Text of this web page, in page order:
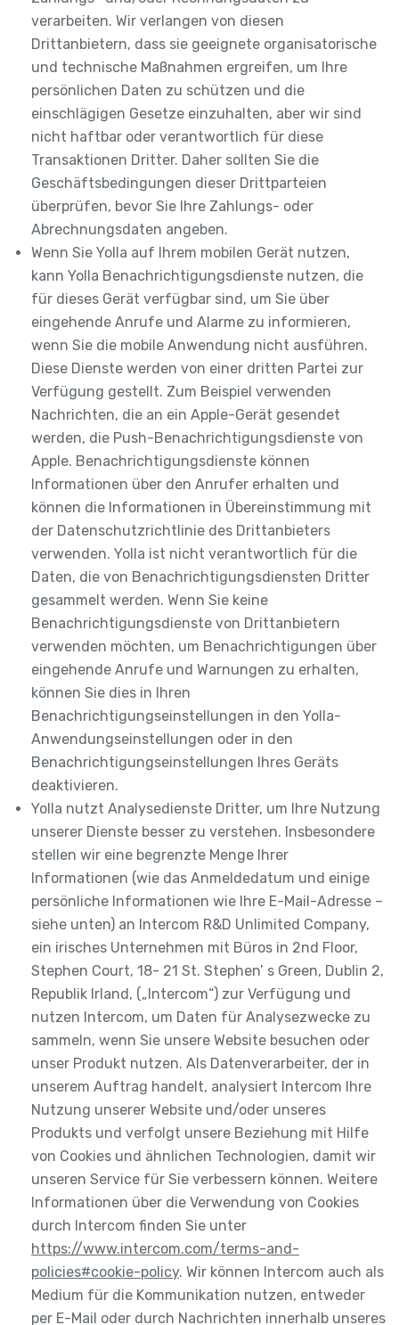
verarbeiten. Wir verlangen von diesen
Drittanbietern, dass sie geeignete organisatorische
und technische Maßnahmen ergreifen, um Ihre
persönlichen Daten zu schützen und die
einschlägigen Gesetze einzuhalten, aber wir sind
nicht haftbar oder verantwortlich für diese
Transaktionen Dritter. Daher sollten Sie die
Geschäftsbedingungen dieser Drittparteien
überprüfen, bevor Sie Ihre Zahlungs- oder
Abrechnungsdaten angeben.
Wenn Sie Yolla auf Ihrem mobilen Gerät nutzen,
kann Yolla Benachrichtigungsdienste nutzen, die
für dieses Gerät verfügbar sind, um Sie über
eingehende Anrufe und Alarme zu informieren,
wenn Sie die mobile Anwendung nicht ausführen.
Diese Dienste werden von einer dritten Partei zur
Verfügung gestellt. Zum Beispiel verwenden
Nachrichten, die an ein Apple-Gerät gesendet
werden, die Push-Benachrichtigungsdienste von
Apple. Benachrichtigungsdienste können
Informationen über den Anrufer erhalten und
können die Informationen in Übereinstimmung mit
der Datenschutzrichtlinie des Drittanbieters
verwenden. Yolla ist nicht verantwortlich für die
Daten, die von Benachrichtigungsdiensten Dritter
gesammelt werden. Wenn Sie keine
Benachrichtigungsdienste von Drittanbietern
verwenden möchten, um Benachrichtigungen über
eingehende Anrufe und Warnungen zu erhalten,
können Sie dies in Ihren
Benachrichtigungseinstellungen in den Yolla-
Anwendungseinstellungen oder in den
Benachrichtigungseinstellungen Ihres Geräts
deaktivieren.
Yolla nutzt Analysedienste Dritter, um Ihre Nutzung
unserer Dienste besser zu verstehen. Insbesondere
stellen wir eine begrenzte Menge Ihrer
Informationen (wie das Anmeldedatum und einige
persönliche Informationen wie Ihre E-Mail-Adresse –
siehe unten) an Intercom R&D Unlimited Company,
ein irisches Unternehmen mit Büros in 2nd Floor,
Stephen Court, 18- 21 St. Stephen’ s Green, Dublin 2,
Republik Irland, („Intercom“) zur Verfügung und
nutzen Intercom, um Daten für Analysezwecke zu
sammeln, wenn Sie unsere Website besuchen oder
unser Produkt nutzen. Als Datenverarbeiter, der in
unserem Auftrag handelt, analysiert Intercom Ihre
Nutzung unserer Website und/oder unseres
Produkts und verfolgt unsere Beziehung mit Hilfe
von Cookies und ähnlichen Technologien, damit wir
unseren Service für Sie verbessern können. Weitere
Informationen über die Verwendung von Cookies
durch Intercom finden Sie unter
https://www.intercom.com/terms-and-
policies#cookie-policy. Wir können Intercom auch als
Medium für die Kommunikation nutzen, entweder
per E-Mail oder durch Nachrichten innerhalb unseres